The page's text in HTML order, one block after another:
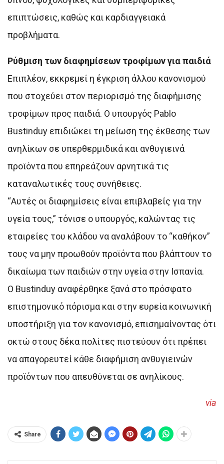
επιπτώσεις, καθώς και καρδιαγγειακά
προβλήματα.
Ρύθμιση των διαφημίσεων τροφίμων για παιδιά
Επιπλέον, εκκρεμεί η έγκριση άλλου κανονισμού
που στοχεύει στον περιορισμό της διαφήμισης
τροφίμων προς παιδιά. Ο υπουργός Pablo
Bustinduy επιδιώκει τη μείωση της έκθεσης των
ανηλίκων σε υπερθερμιδικά και ανθυγιεινά
προϊόντα που επηρεάζουν αρνητικά τις
καταναλωτικές τους συνήθειες.
“Αυτές οι διαφημίσεις είναι επιβλαβείς για την
υγεία τους,” τόνισε ο υπουργός, καλώντας τις
εταιρείες του κλάδου να αναλάβουν το “καθήκον”
τους να μην προωθούν προϊόντα που βλάπτουν το
δικαίωμα των παιδιών στην υγεία στην Ισπανία.
Ο Bustinduy αναφέρθηκε ξανά στο πρόσφατο
επιστημονικό πόρισμα και στην ευρεία κοινωνική
υποστήριξη για τον κανονισμό, επισημαίνοντας ότι
οκτώ στους δέκα πολίτες πιστεύουν ότι πρέπει
να απαγορευτεί κάθε διαφήμιση ανθυγιεινών
προϊόντων που απευθύνεται σε ανηλίκους.
via
Share